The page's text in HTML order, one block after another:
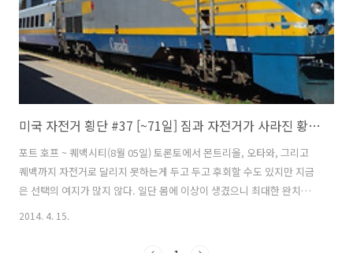
미국 자전거 횡단 #37 [~71일] 짐과 자전거가 사라진 황당 사건
포트 호프 ~ 퀘백시티(8월 05일) 토론토에서 몬트리올, 오타와, 그리고
퀘백까지 자전거로 달리지 못하는게 두고 두고 후회할 수도 있지만 지금
은 선택의 여지가 많지 않다. 일단 몸에 이상이 생겼으니 최대한 완치가
우선이기에 더는 생각할 것도 없이 기차를 타고 이동해야 겠다는 결론을
다. 아무튼 오늘 코버그(Cobourg)까지는 자전거를 타고 제시간에 가야
2014. 4. 15.